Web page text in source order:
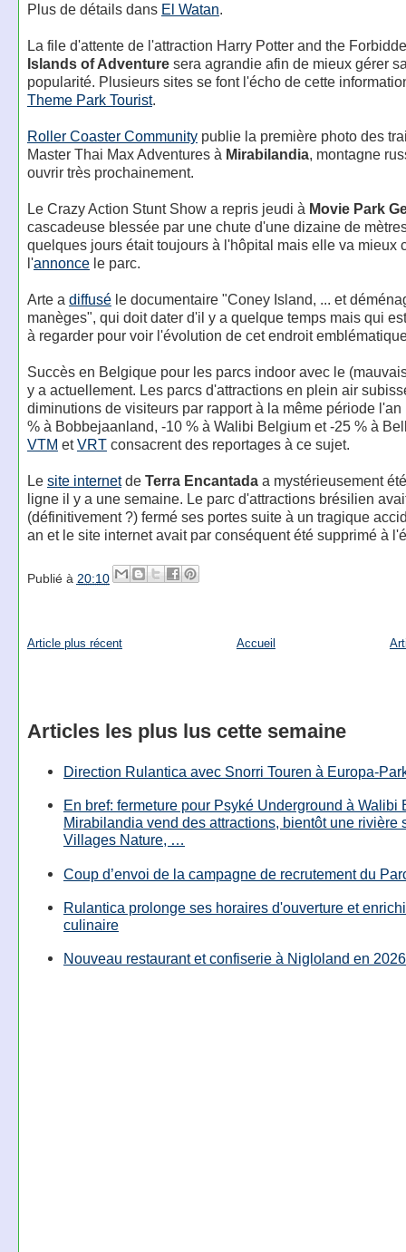
Plus de détails dans El Watan.
La file d'attente de l'attraction Harry Potter and the
Islands of Adventuresera agrandie afin de mieux gérer
popularité. Plusieurs sites se font l'écho de cette
Theme Park Tourist.
Roller Coaster Communitypublie la première photo des
Master Thai Max Adventures à Mirabilandia, montagne
ouvrir très prochainement.
Le Crazy Action Stunt Show a repris jeudi à Movie Park
cascadeuse blessée par une chute d'une dizaine de
quelques jours était toujours à l'hôpital mais elle va mieux
l'annoncele parc.
Arte a diffuséle documentaire "Coney Island, ... et
manèges", qui doit dater d'il y a quelque temps mais qui
à regarder pour voir l'évolution de cet endroit
Succès en Belgique pour les parcs indoor avec le
y a actuellement. Les parcs d'attractions en plein air
diminutions de visiteurs par rapport à la même période l'an
% à Bobbejaanland, -10 % à Walibi Belgium et -25 % à
VTM etVRTconsacrent des reportages à ce sujet.
Le site internetde Terra Encantadaa mystérieusement
ligne il y a une semaine. Le parc d'attractions brésilien
(définitivement ?) fermé ses portes suite à un tragique
an et le site internet avait par conséquent été supprimé à
Publié à 20:10
Article plus récent Accueil
Articles les plus lus cette semaine
Direction Rulantica avec Snorri Touren à Europa-
En bref: fermeture pour Psyké Underground à Walibi
Mirabilandia vend des attractions, bientôt une rivière
Villages Nature, …
Coup d’envoi de la campagne de recrutement du
Rulantica prolonge ses horaires d'ouverture et
culinaire
Nouveau restaurant et confiserie à Nigloland en 2026